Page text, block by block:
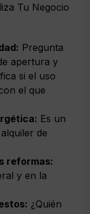
Tu Negocio
Pregunta
apertura y
si el uso
el que
Es un
de
reformas:
y en la
¿Quién